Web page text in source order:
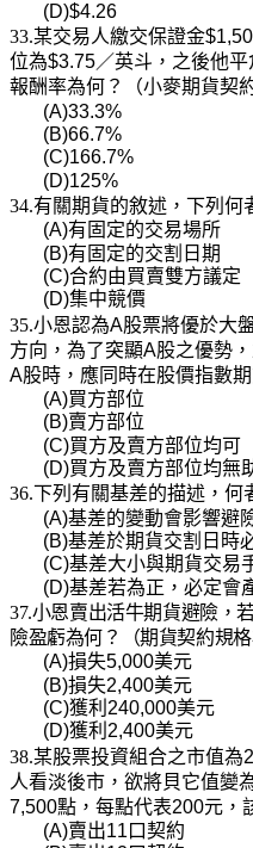
(D)$4.26
33.某交易人繳交保證金
位為$3.75／英斗，之後他
報酬率為何？（小麥期貨契
(A)33.3%
(B)66.7%
(C)166.7%
(D)125%
34.有關期貨的敘述，下列何
(A)有固定的交易場所
(B)有固定的交割日期
(C)合約由買賣雙方議定
(D)集中競價
35.小恩認為A股票將優於大
方向，為了突顯A股之優勢
A股時，應同時在股價指數期
(A)買方部位
(B)賣方部位
(C)買方及賣方部位均可
(D)買方及賣方部位均無
36.下列有關基差的描述，何
(A)基差的變動會影響避
(B)基差於期貨交割日時
(C)基差大小與期貨交易
(D)基差若為正，必定會
37.小恩賣出活牛期貨避險，
險盈虧為何？（期貨契約規
(A)損失5,000美元
(B)損失2,400美元
(C)獲利 240,000美元
(D)獲利 2,400美元
38.某股票投資組合之市值為
人看淡後市，欲將貝它值變
7,500點，每點代表200元，
(A)賣出11 口契約